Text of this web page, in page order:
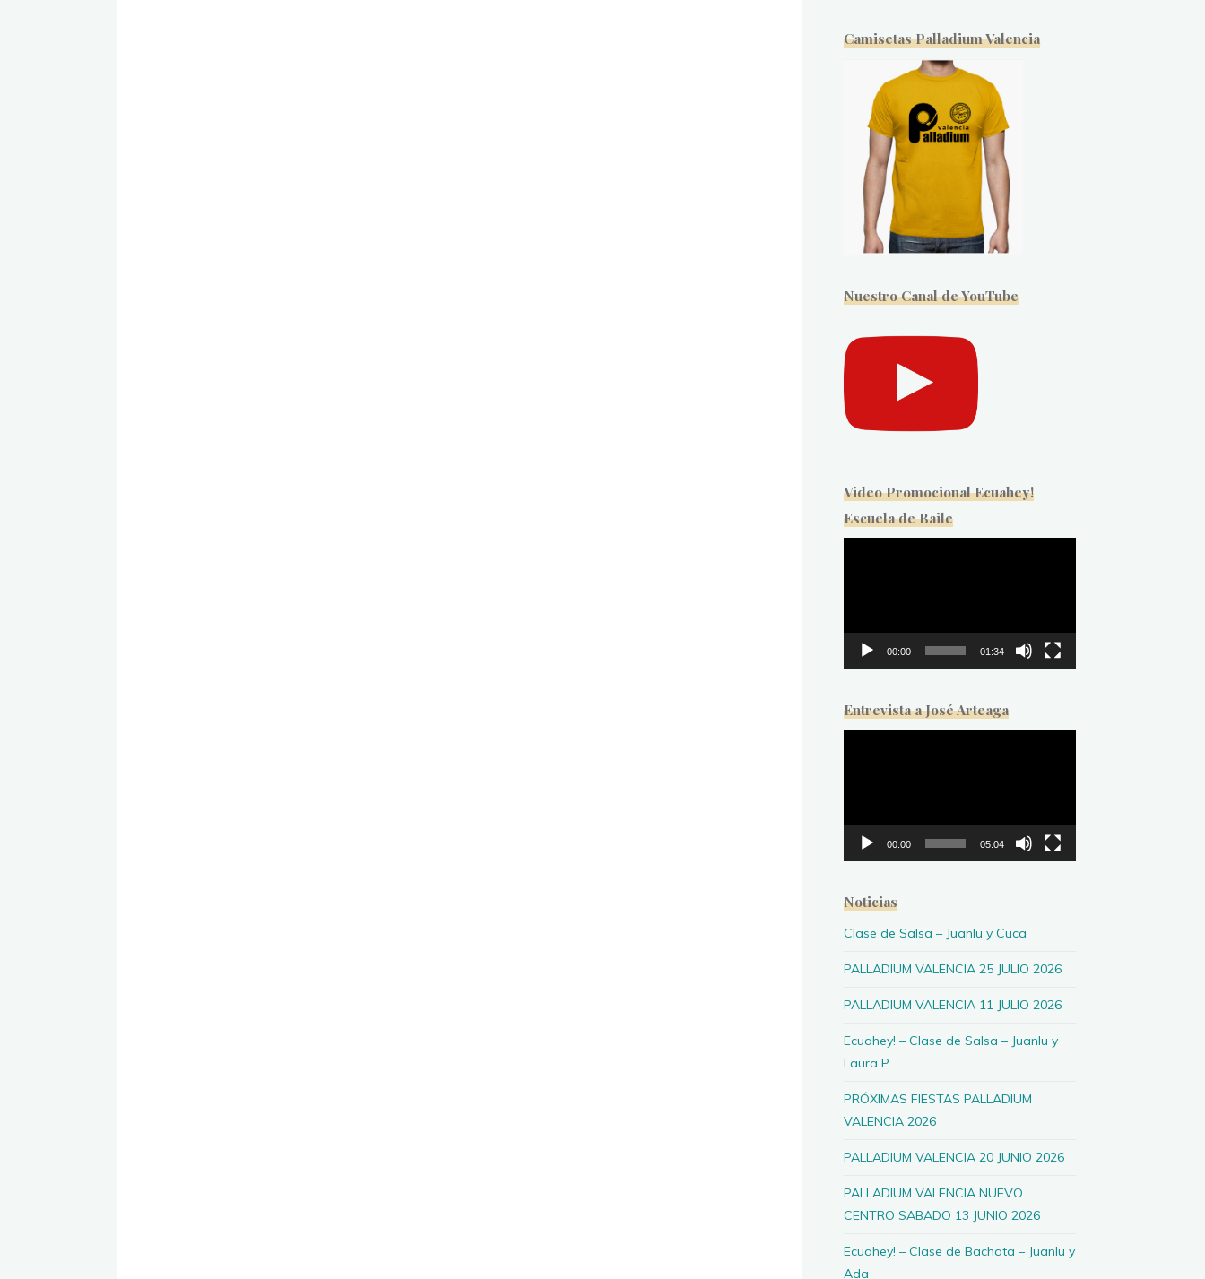
Camisetas Palladium Valencia
Nuestro Canal de YouTube
Video Promocional Ecuahey!
Escuela de Baile
00:00 01:34
Entrevista a José Arteaga
00:00 05:04
Noticias
Clase de Salsa – Juanlu y Cuca
PALLADIUM VALENCIA 25 JULIO 2026
PALLADIUM VALENCIA 11 JULIO 2026
Ecuahey! – Clase de Salsa – Juanlu y
Laura P.
PRÓXIMAS FIESTAS PALLADIUM
VALENCIA 2026
PALLADIUM VALENCIA 20 JUNIO 2026
PALLADIUM VALENCIA NUEVO
CENTRO SABADO 13 JUNIO 2026
Ecuahey! – Clase de Bachata – Juanlu y
Ada